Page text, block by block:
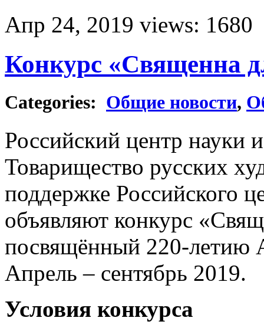
Апр 24, 2019 views: 1680
Конкурс «Священна
Categories: Общие новости,
Российский центр науки
Товарищество русских
поддержке Российского
объявляют конкурс
посвящённый 220-
Апрель – сентябрь 2019.
Условия конкурса